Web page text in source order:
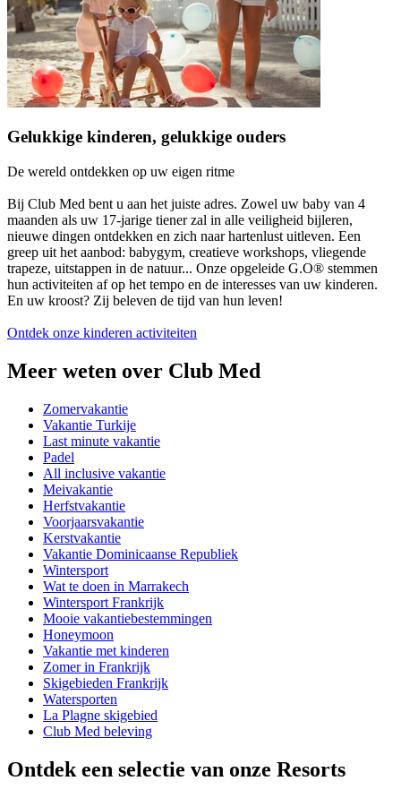
Gelukkige kinderen, gelukkige ouders
De wereld ontdekken op uw eigen ritme
Bij Club Med bent u aan het juiste adres. Zowel uw baby van 4
maanden als uw 17-jarige tiener zal in alle veiligheid bijleren,
nieuwe dingen ontdekken en zich naar hartenlust uitleven. Een
greep uit het aanbod: babygym, creatieve workshops, vliegende
trapeze, uitstappen in de natuur... Onze opgeleide G.O® stemmen
hun activiteiten af op het tempo en de interesses van uw kinderen.
En uw kroost? Zij beleven de tijd van hun leven!
Ontdek onze kinderen activiteiten
Meer weten over Club Med
Zomervakantie
Vakantie Turkije
Last minute vakantie
Padel
All inclusive vakantie
Meivakantie
Herfstvakantie
Voorjaarsvakantie
Kerstvakantie
Vakantie Dominicaanse Republiek
Wintersport
Wat te doen in Marrakech
Wintersport Frankrijk
Mooie vakantiebestemmingen
Honeymoon
Vakantie met kinderen
Zomer in Frankrijk
Skigebieden Frankrijk
Watersporten
La Plagne skigebied
Club Med beleving
Ontdek een selectie van onze Resorts